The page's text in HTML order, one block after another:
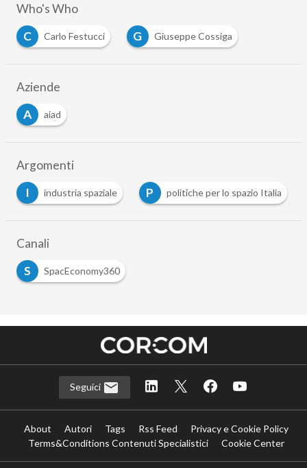
Who's Who
C
Carlo Festucci G Giuseppe Cossiga
Aziende
A
aiad
Argomenti
industria spaziale P politiche per lo spazio Italia S
Canali
S
SpacEconomy360
Seguici
About Autori Tags Rss Feed
Privacy e Cookie Policy
Terms&Conditions Contenuti Specialistici
Cookie Center